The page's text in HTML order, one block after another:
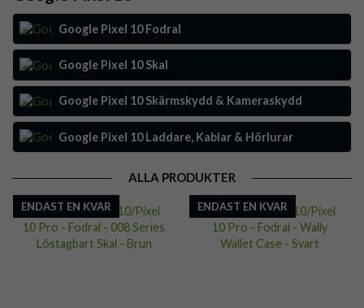
Google Pixel 10 Fodral
Google Pixel 10 Skal
Google Pixel 10 Skärmskydd & Kameraskydd
Google Pixel 10 Laddare, Kablar & Hörlurar
ALLA PRODUKTER
ENDAST EN KVAR ENDAST EN KVAR